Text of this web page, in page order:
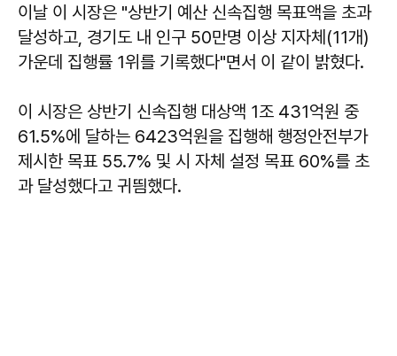
이날 이 시장은 "상반기 예산 신속집행 목표액을 초과
달성하고, 경기도 내 인구 50만명 이상 지자체(11개)
가운데 집행률 1위를 기록했다"면서 이 같이 밝혔다.
이 시장은 상반기 신속집행 대상액 1조 431억원 중
61.5%에 달하는 6423억원을 집행해 행정안전부가
제시한 목표 55.7% 및 시 자체 설정 목표 60%를 초
과 달성했다고 귀띔했다.